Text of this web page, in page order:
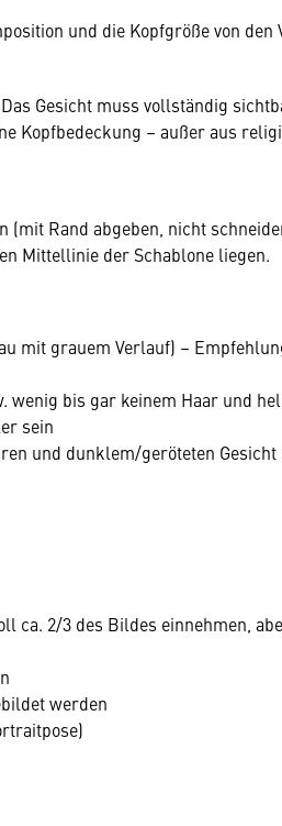
und die Kopfgröße von den
Gesicht muss vollständig
Kopfbedeckung – außer aus
Rand abgeben, nicht
Mittellinie der Schablone liegen.
mit grauem Verlauf) –
wenig bis gar keinem Haar und
sein
und dunklem/geröteten
ca. 2/3 des Bildes einnehmen,
werden